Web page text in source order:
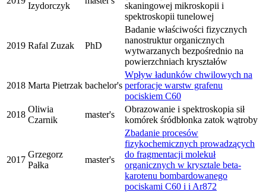
Izydorczyk
skaningowej mikroskopii i
spektroskopii tunelowej
2019 Rafal Zuzak PhD
Badanie właściwości fizycznych
nanostruktur organicznych
wytwarzanych bezpośrednio na
powierzchniach kryształów
2018 Marta Pietrzak bachelor's
Wpływ ładunków chwilowych na
perforacje warstw grafenu
pociskiem C60
2018
Oliwia
Czarnik
master's
Obrazowanie i spektroskopia sił
komórek śródbłonka zatok wątroby
2017
Grzegorz
Pałka
master's
Zbadanie procesów
fizykochemicznych prowadzących
do fragmentacji molekuł
organicznych w krysztale beta-
karotenu bombardowanego
pociskami C60 i i Ar872